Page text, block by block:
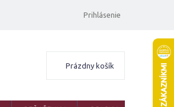
Prihlásenie
Nákupný
Prázdny košík